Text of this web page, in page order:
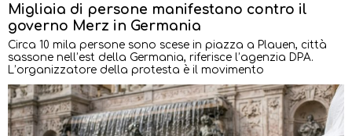
Migliaia di persone manifestano contro il
governo Merz in Germania
Circa 10 mila persone sono scese in piazza a Plauen, città
sassone nell’est della Germania, riferisce l’agenzia DPA.
L’organizzatore della protesta è il movimento